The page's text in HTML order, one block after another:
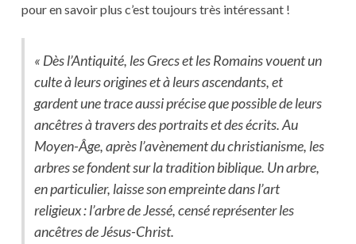
pour en savoir plus c’est toujours très intéressant !
« Dès l’Antiquité, les Grecs et les Romains vouent un
culte à leurs origines et à leurs ascendants, et
gardent une trace aussi précise que possible de leurs
ancêtres à travers des portraits et des écrits. Au
Moyen-Âge, après l’avènement du christianisme, les
arbres se fondent sur la tradition biblique. Un arbre,
en particulier, laisse son empreinte dans l’art
religieux : l’arbre de Jessé, censé représenter les
ancêtres de Jésus-Christ.